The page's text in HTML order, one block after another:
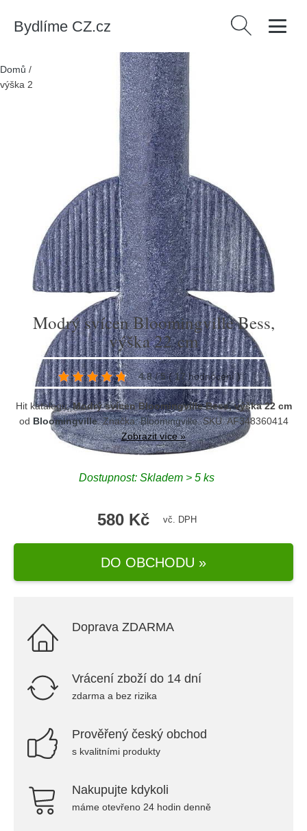
Bydlíme CZ.cz Vyhledávání
Domů / Dekorace/Modrý svícen Bloomingville Bess,
výška 22 cm
Modrý svícen Bloomingville Bess,
výška 22 cm
4.8 / 5 ( 17 hodnocení)
Hit katalogu:Modrý svícen Bloomingville Bess, výška 22 cm
od Bloomingville. Značka:Bloomingville. SKU: AF348360414
Zobrazit více »
Dostupnost: Skladem > 5 ks
580 Kč vč. DPH
DO OBCHODU »
Doprava ZDARMA
Vrácení zboží do 14 dní
zdarma a bez rizika
Prověřený český obchod
s kvalitními produkty
Nakupujte kdykoli
máme otevřeno 24 hodin denně